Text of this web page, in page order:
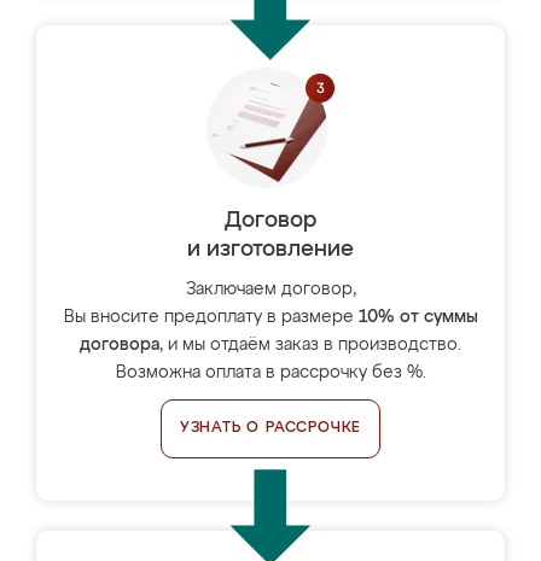
Договор
и изготовление
Заключаем договор,
Вы вносите предоплату в размере 10% от суммы
договора, и мы отдаём заказ в производство.
Возможна оплата в рассрочку без %.
УЗНАТЬ О РАССРОЧКЕ